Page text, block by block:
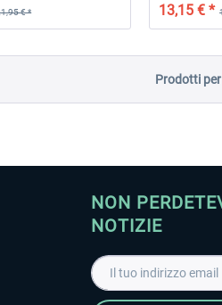
€ * 13,15 € *
Prodotti
NON
NOTIZIE